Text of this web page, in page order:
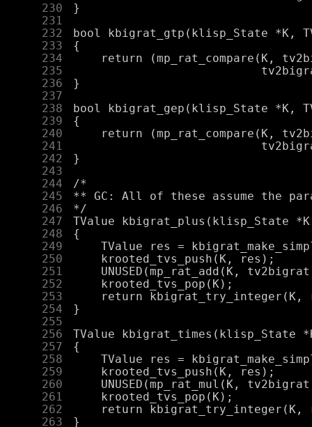
    230
    231
    232
    233
    234
    235
    236
    237
    238
    239
    240
    241
    242
    243
    244
    245
    246
    247
    248
    249
    250
    251
    252
    253
    254
    255
    256
    257
    258
    259
    260
    261
    262
    263